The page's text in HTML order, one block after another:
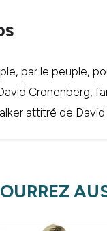
par le peuple,
Cronenberg,
attitré de David